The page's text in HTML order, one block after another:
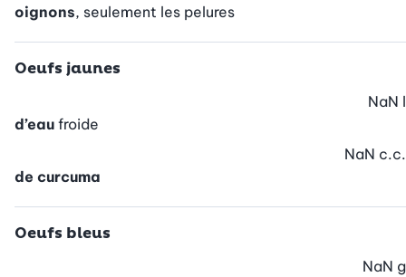
oignons, seulement les pelures
Oeufs jaunes
d’eau froide
NaN l
de curcuma
NaN c.c.
Oeufs bleus
NaN g